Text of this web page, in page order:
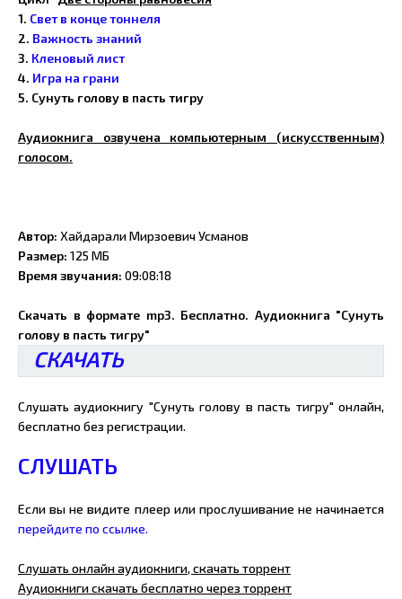
1. Свет в конце тоннеля
2. Важность знаний
3. Кленовый лист
4. Игра на грани
5. Сунуть голову в пасть тигру
Аудиокнига озвучена компьютерным (искусственным)
голосом.
Автор: Хайдарали Мирзоевич Усманов
Размер: 125 МБ
Время звучания: 09:08:18
Скачать в формате mp3. Бесплатно. Аудиокнига "Сунуть
голову в пасть тигру"
СКАЧАТЬ
Слушать аудиокнигу "Сунуть голову в пасть тигру" онлайн,
бесплатно без регистрации.
СЛУШАТЬ
Если вы не видите плеер или прослушивание не начинается
перейдите по ссылке.
Слушать онлайн аудиокниги, скачать торрент
Аудиокниги скачать бесплатно через торрент